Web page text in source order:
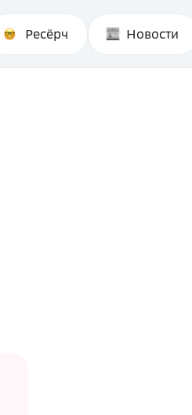
Ресёрч Новости